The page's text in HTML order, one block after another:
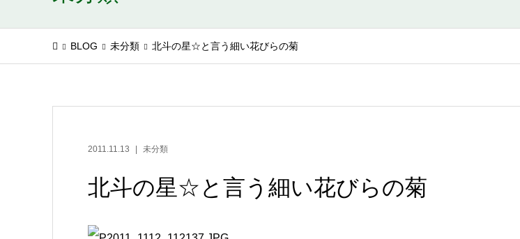
BLOG 未分類 北斗の星☆と言う細い花びらの菊
2011.11.13 未分類
北斗の星☆と言う細い花びらの菊